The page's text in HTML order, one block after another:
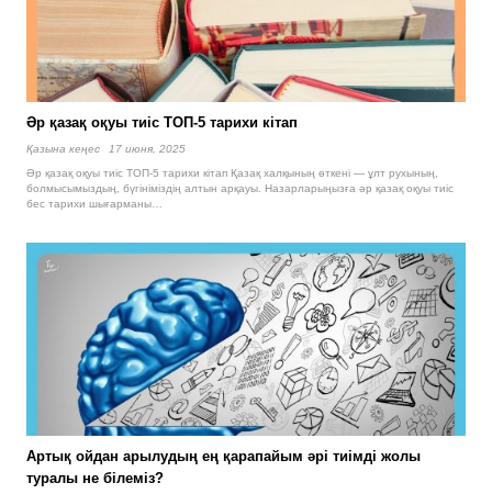
Әр қазақ оқуы тиіс ТОП-5 тарихи кітап
Қазына кеңес
17 июня, 2025
Әр қазақ оқуы тиіс ТОП-5 тарихи кітап Қазақ халқының өткені — ұлт рухының,
болмысымыздың, бүгініміздің алтын арқауы. Назарларыңызға әр қазақ оқуы тиіс
бес тарихи шығарманы…
Артық ойдан арылудың ең қарапайым әрі тиімді жолы
туралы не білеміз?